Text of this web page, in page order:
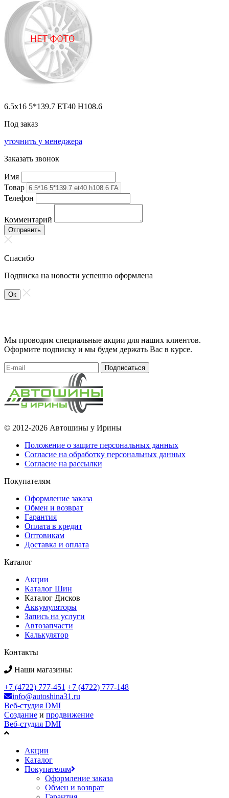
6.5x16 5*139.7 ET40 H108.6
Под заказ
уточнить у менеджера
Заказать звонок
Имя
Товар
Телефон
Комментарий
Отправить
Спасибо
Подписка на новости успешно оформлена
Ок
Мы проводим специальные акции для наших клиентов.
Оформите подписку и мы будем держать Вас в курсе.
Подписаться
© 2012-2026 Автошины у Ирины
Положение о защите персональных данных
Согласие на обработку персональных данных
Согласие на рассылки
Покупателям
Оформление заказа
Обмен и возврат
Гарантия
Оплата в кредит
Оптовикам
Доставка и оплата
Каталог
Акции
Каталог Шин
Каталог Дисков
Аккумуляторы
Запись на услуги
Автозапчасти
Калькулятор
Контакты
Наши магазины:
+7 (4722) 777-451 +7 (4722) 777-148
info@autoshina31.ru
Веб-студия DMI
Создание и продвижение
Веб-студия DMI
Акции
Каталог
Покупателям
Оформление заказа
Обмен и возврат